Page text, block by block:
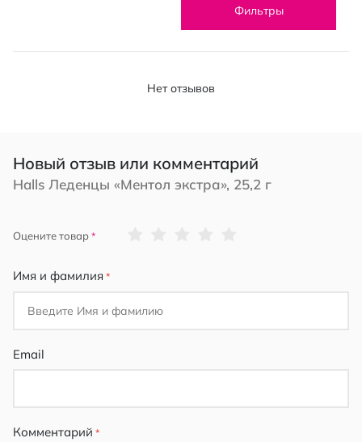
Фильтры
Нет отзывов
Новый отзыв или комментарий
Halls Леденцы «Ментол экстра», 25,2 г
Оцените товар
Имя и фамилия
Email
Комментарий